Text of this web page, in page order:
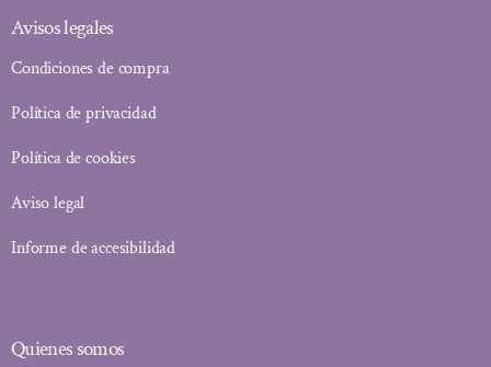
Avisos legales
Condiciones de compra
Política de privacidad
Política de cookies
Aviso legal
Informe de accesibilidad
Quienes somos